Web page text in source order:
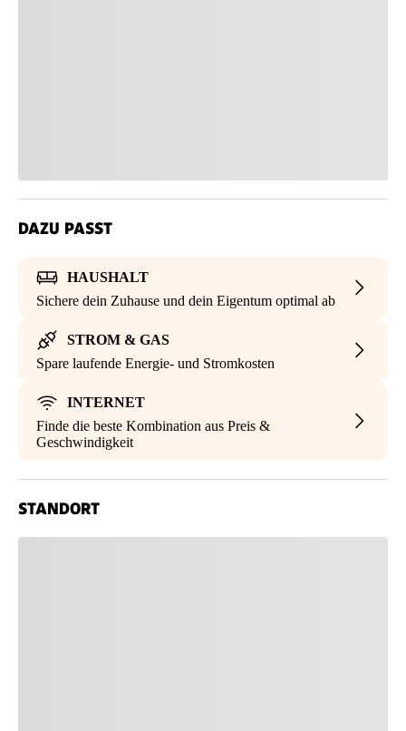
DAZU PASST
HAUSHALT
Sichere dein Zuhause und dein Eigentum optimal ab
STROM & GAS
Spare laufende Energie- und Stromkosten
INTERNET
Finde die beste Kombination aus Preis &
Geschwindigkeit
STANDORT